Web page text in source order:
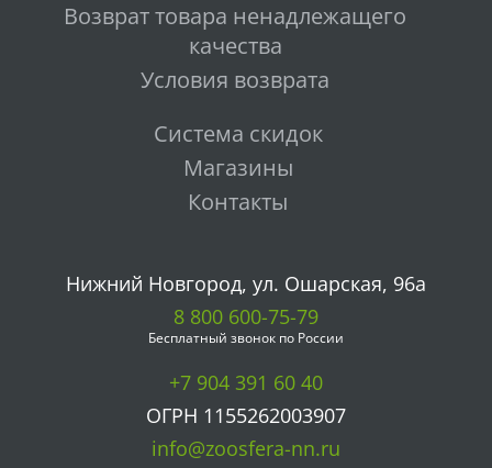
Возврат товара ненадлежащего
качества
Условия возврата
Система скидок
Магазины
Контакты
Нижний Новгород, ул. Ошарская, 96а
8 800 600-75-79
Бесплатный звонок по России
+7 904 391 60 40
ОГРН 1155262003907
info@zoosfera-nn.ru